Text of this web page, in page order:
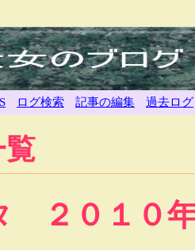
ログ検索 記事の編集 過去ログ
覧
２０１０